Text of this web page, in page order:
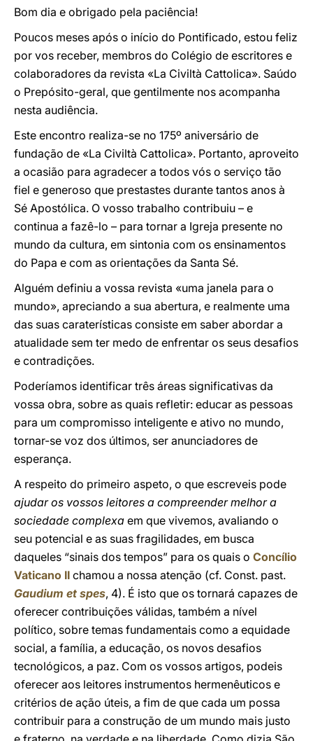
Bom dia e obrigado pela paciência!
Poucos meses após o início do Pontificado, estou feliz
por vos receber, membros do Colégio de escritores e
colaboradores da revista «La Civiltà Cattolica». Saúdo
o Prepósito-geral, que gentilmente nos acompanha
nesta audiência.
Este encontro realiza-se no 175º aniversário de
fundação de «La Civiltà Cattolica». Portanto, aproveito
a ocasião para agradecer a todos vós o serviço tão
fiel e generoso que prestastes durante tantos anos à
Sé Apostólica. O vosso trabalho contribuiu – e
continua a fazê-lo – para tornar a Igreja presente no
mundo da cultura, em sintonia com os ensinamentos
do Papa e com as orientações da Santa Sé.
Alguém definiu a vossa revista «uma janela para o
mundo», apreciando a sua abertura, e realmente uma
das suas caraterísticas consiste em saber abordar a
atualidade sem ter medo de enfrentar os seus desafios
e contradições.
Poderíamos identificar três áreas significativas da
vossa obra, sobre as quais refletir: educar as pessoas
para um compromisso inteligente e ativo no mundo,
tornar-se voz dos últimos, ser anunciadores de
esperança.
A respeito do primeiro aspeto, o que escreveis pode
ajudar os vossos leitores a compreender melhor a
sociedade complexa em que vivemos, avaliando o
seu potencial e as suas fragilidades, em busca
daqueles “sinais dos tempos” para os quais o Concílio
Vaticano II chamou a nossa atenção (cf. Const. past.
Gaudium et spes, 4). É isto que os tornará capazes de
oferecer contribuições válidas, também a nível
político, sobre temas fundamentais como a equidade
social, a família, a educação, os novos desafios
tecnológicos, a paz. Com os vossos artigos, podeis
oferecer aos leitores instrumentos hermenêuticos e
critérios de ação úteis, a fim de que cada um possa
contribuir para a construção de um mundo mais justo